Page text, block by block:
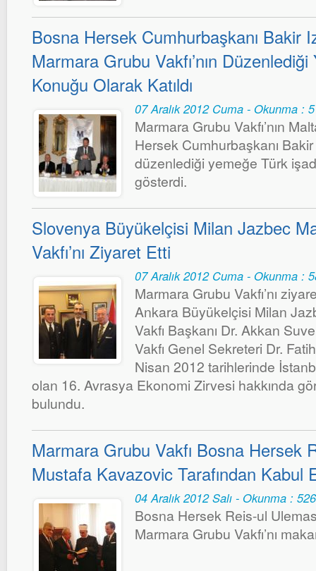
Bosna Hersek Cumhurbaşkanı Bakir
Marmara Grubu Vakfı’nın
Konuğu Olarak Katıldı
07 Aralık 2012 Cuma - Okunma :
Marmara Grubu Vakfı’nın
Hersek Cumhurbaşkanı
düzenlediği yemeğe Türk
gösterdi.
Slovenya Büyükelçisi Milan Jazbec
Vakfı’nı Ziyaret Etti
07 Aralık 2012 Cuma - Okunma :
Marmara Grubu Vakfı’nı
Ankara Büyükelçisi Milan
Vakfı Başkanı Dr. Akkan
Vakfı Genel Sekreteri Dr.
Nisan 2012 tarihlerinde
olan 16. Avrasya Ekonomi Zirvesi hakkında
bulundu.
Marmara Grubu Vakfı Bosna Hersek
Mustafa Kavazovic Tarafından Kabul
04 Aralık 2012 Salı - Okunma :
Bosna Hersek Reis-ul
Marmara Grubu Vakfı’nı